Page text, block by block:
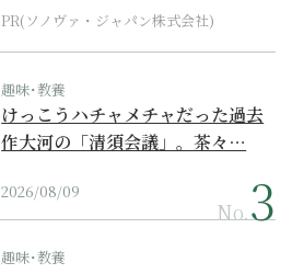
PR(ソノヴァ・ジャパン株式会社)
趣味･教養
けっこうハチャメチャだった過去
作大河の「清須会議」。茶々…
2026/08/09
No.
趣味･教養